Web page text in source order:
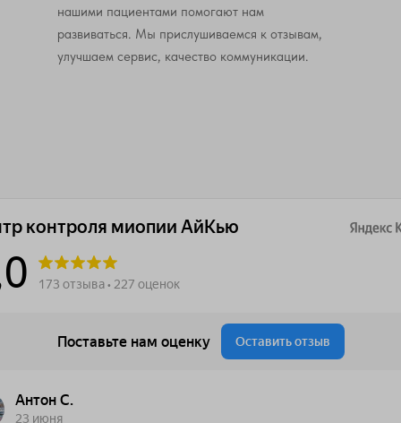
нашими пациентами помогают нам
развиваться. Мы прислушиваемся к отзывам,
улучшаем сервис, качество коммуникации.